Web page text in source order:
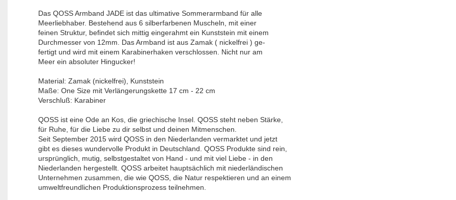
Das QOSS Armband JADE ist das ultimative Sommerarmband für alle
Meerliebhaber. Bestehend aus 6 silberfarbenen Muscheln, mit einer
feinen Struktur, befindet sich mittig eingerahmt ein Kunststein mit einem
Durchmesser von 12mm. Das Armband ist aus Zamak ( nickelfrei ) ge-
fertigt und wird mit einem Karabinerhaken verschlossen. Nicht nur am
Meer ein absoluter Hingucker!
Material: Zamak (nickelfrei), Kunststein
Maße: One Size mit Verlängerungskette 17 cm - 22 cm
Verschluß: Karabiner
QOSS ist eine Ode an Kos, die griechische Insel. QOSS steht neben Stärke,
für Ruhe, für die Liebe zu dir selbst und deinen Mitmenschen.
Seit September 2015 wird QOSS in den Niederlanden vermarktet und jetzt
gibt es dieses wundervolle Produkt in Deutschland. QOSS Produkte sind rein,
ursprünglich, mutig, selbstgestaltet von Hand - und mit viel Liebe - in den
Niederlanden hergestellt. QOSS arbeitet hauptsächlich mit niederländischen
Unternehmen zusammen, die wie QOSS, die Natur respektieren und an einem
umweltfreundlichen Produktionsprozess teilnehmen.